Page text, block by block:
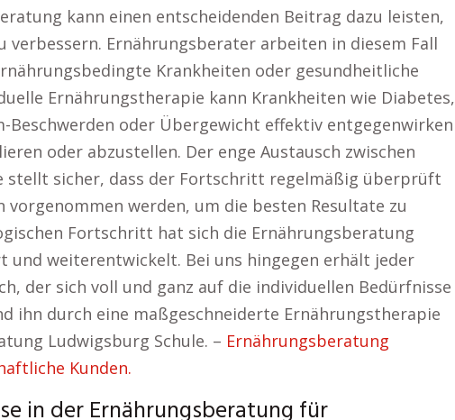
kann einen entscheidenden Beitrag dazu leisten,
verbessern. Ernährungsberater arbeiten in diesem Fall
Krankheiten oder gesundheitliche
Ernährungstherapie kann Krankheiten wie Diabetes,
Beschwerden oder Übergewicht effektiv entgegenwirken
oder abzustellen. Der enge Austausch zwischen
stellt sicher, dass der Fortschritt regelmäßig überprüft
vorgenommen werden, um die besten Resultate zu
Fortschritt hat sich die Ernährungsberatung
und weiterentwickelt. Bei uns hingegen erhält jeder
der sich voll und ganz auf die individuellen Bedürfnisse
ihn durch eine maßgeschneiderte Ernährungstherapie
Ludwigsburg Schule. – Ernährungsberatung
Kunden.
in der Ernährungsberatung für